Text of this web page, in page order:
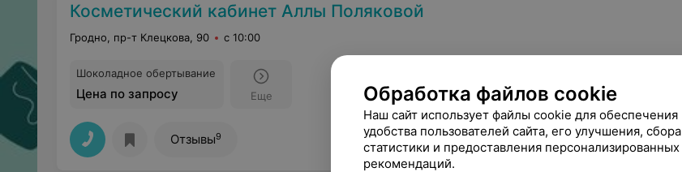
Косметический кабинет Аллы Поляковой
Гродно, пр-т Клецкова, 90 с 10:00
Шоколадное обертывание
Цена по запросу Еще
Отзывы9
Обработка файлов cookie
Наш сайт использует файлы cookie для обеспечения
удобства пользователей сайта, его улучшения, сбора
статистики и предоставления персонализированных
рекомендаций.